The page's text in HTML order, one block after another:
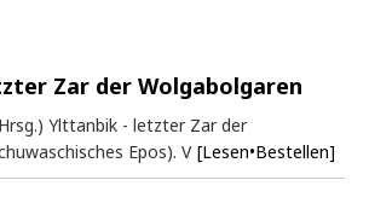
Zar der Wolgabolgaren
Ylttanbik - letzter Zar der
Epos). V [Lesen•Bestellen]